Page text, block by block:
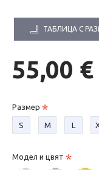
ТАБЛИЦА С
55,00 €
Размер
S М L
Модел и цвят